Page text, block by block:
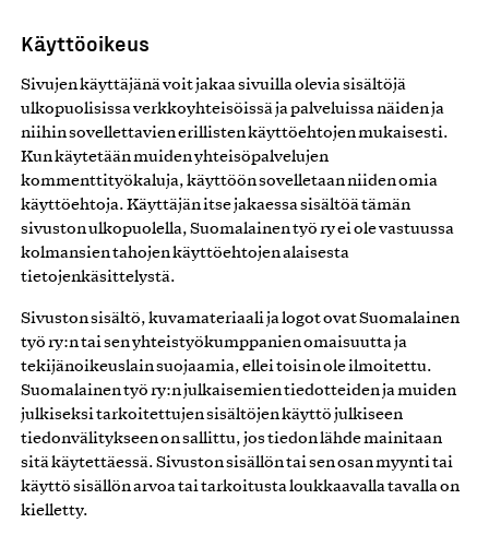
Käyttöoikeus
Sivujen käyttäjänä voit jakaa sivuilla olevia sisältöjä
ulkopuolisissa verkkoyhteisöissä ja palveluissa näiden ja
niihin sovellettavien erillisten käyttöehtojen mukaisesti.
Kun käytetään muiden yhteisöpalvelujen
kommenttityökaluja, käyttöön sovelletaan niiden omia
käyttöehtoja. Käyttäjän itse jakaessa sisältöä tämän
sivuston ulkopuolella, Suomalainen työ ry ei ole vastuussa
kolmansien tahojen käyttöehtojen alaisesta
tietojenkäsittelystä.
Sivuston sisältö, kuvamateriaali ja logot ovat Suomalainen
työ ry:n tai sen yhteistyökumppanien omaisuutta ja
tekijänoikeuslain suojaamia, ellei toisin ole ilmoitettu.
Suomalainen työ ry:n julkaisemien tiedotteiden ja muiden
julkiseksi tarkoitettujen sisältöjen käyttö julkiseen
tiedonvälitykseen on sallittu, jos tiedon lähde mainitaan
sitä käytettäessä. Sivuston sisällön tai sen osan myynti tai
käyttö sisällön arvoa tai tarkoitusta loukkaavalla tavalla on
kielletty.